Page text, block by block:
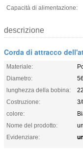
Capacità di alimentazione:
descrizione
Corda di attracco
Materiale:
Diametro:
lunghezza della bobina:
Costruzione:
colore:
Nome del prodotto:
Evidenziare: